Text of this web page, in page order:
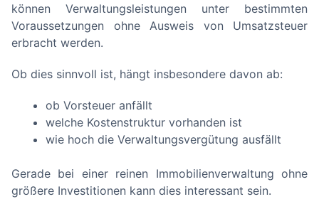
können Verwaltungsleistungen unter bestimmten
Voraussetzungen ohne Ausweis von Umsatzsteuer
erbracht werden.
Ob dies sinnvoll ist, hängt insbesondere davon ab:
ob Vorsteuer anfällt
welche Kostenstruktur vorhanden ist
wie hoch die Verwaltungsvergütung ausfällt
Gerade bei einer reinen Immobilienverwaltung ohne
größere Investitionen kann dies interessant sein.